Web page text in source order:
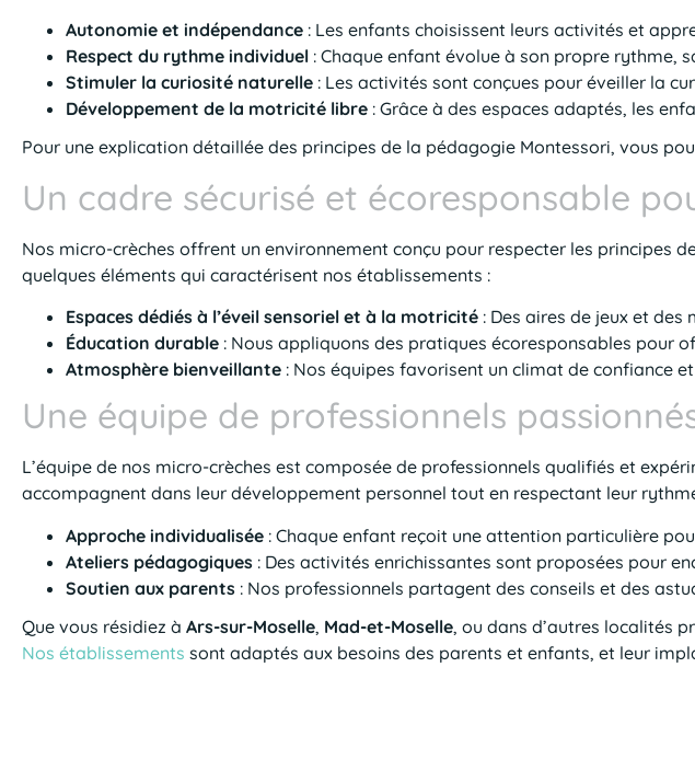
Autonomie et indépendance : Les enfants choisissent leurs activités et
Respect du rythme individuel : Chaque enfant évolue à son propre rythme,
Stimuler la curiosité naturelle : Les activités sont conçues pour éveiller la
Développement de la motricité libre : Grâce à des espaces adaptés, les
Pour une explication détaillée des principes de la pédagogie Montessori, vous
Un cadre sécurisé et écoresponsable
Nos micro-crèches offrent un environnement conçu pour respecter les principes
quelques éléments qui caractérisent nos établissements :
Espaces dédiés à l’éveil sensoriel et à la motricité : Des aires de jeux et
Éducation durable : Nous appliquons des pratiques écoresponsables pour
Atmosphère bienveillante : Nos équipes favorisent un climat de confiance
Une équipe de professionnels
L’équipe de nos micro-crèches est composée de professionnels qualifiés et
accompagnent dans leur développement personnel tout en respectant leur
Approche individualisée : Chaque enfant reçoit une attention particulière
Ateliers pédagogiques : Des activités enrichissantes sont proposées pour
Soutien aux parents : Nos professionnels partagent des conseils et des
Que vous résidiez à Ars-sur-Moselle, Mad-et-Moselle, ou dans d’autres localités
Nos établissements sont adaptés aux besoins des parents et enfants, et leur